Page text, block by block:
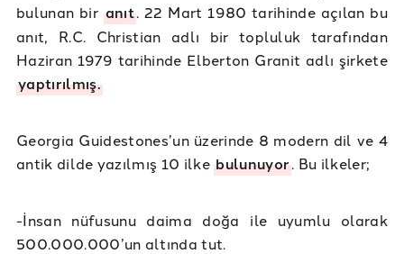
bulunan bir anıt. 22 Mart 1980 tarihinde açılan bu
anıt, R.C. Christian adlı bir topluluk tarafından
Haziran 1979 tarihinde Elberton Granit adlı şirkete
yaptırılmış.
Georgia Guidestones’un üzerinde 8 modern dil ve 4
antik dilde yazılmış 10 ilkebulunuyor. Bu ilkeler;
-İnsan nüfusunu daima doğa ile uyumlu olarak
500.000.000’un altında tut.